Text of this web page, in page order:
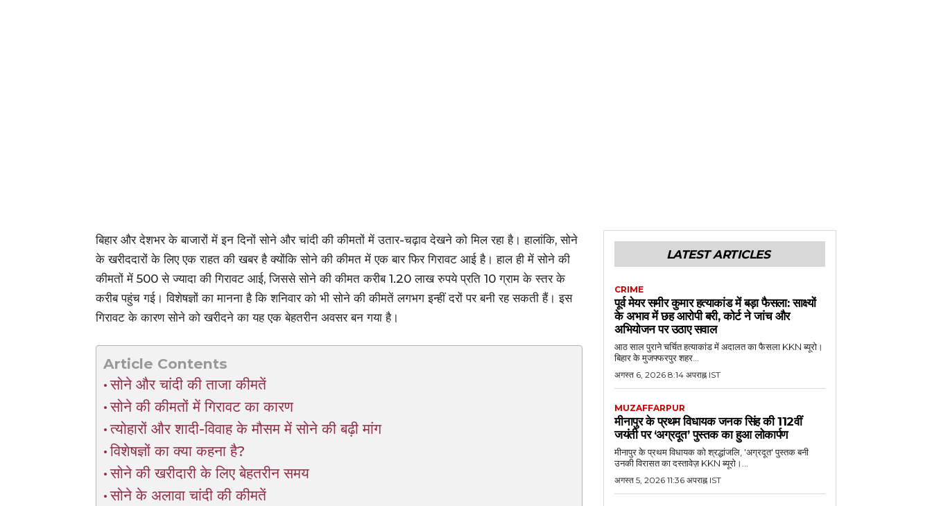
बिहार और देशभर के बाजारों में इन दिनों सोने और चांदी की कीमतों में उतार-चढ़ाव देखने को मिल रहा है। हालांकि, सोने
के खरीददारों के लिए एक राहत की खबर है क्योंकि सोने की कीमत में एक बार फिर गिरावट आई है। हाल ही में सोने की
कीमतों में 500 से ज्यादा की गिरावट आई, जिससे सोने की कीमत करीब 1.20 लाख रुपये प्रति 10 ग्राम के स्तर के
करीब पहुंच गई। विशेषज्ञों का मानना है कि शनिवार को भी सोने की कीमतें लगभग इन्हीं दरों पर बनी रह सकती हैं। इस
गिरावट के कारण सोने को खरीदने का यह एक बेहतरीन अवसर बन गया है।
Article Contents
सोने और चांदी की ताजा कीमतें
सोने की कीमतों में गिरावट का कारण
त्योहारों और शादी-विवाह के मौसम में सोने की बढ़ी मांग
विशेषज्ञों का क्या कहना है?
सोने की खरीदारी के लिए बेहतरीन समय
सोने के अलावा चांदी की कीमतें
LATEST ARTICLES
CRIME
पूर्व मेयर समीर कुमार हत्याकांड में बड़ा फैसला: साक्ष्यों
के अभाव में छह आरोपी बरी, कोर्ट ने जांच और
अभियोजन पर उठाए सवाल
आठ साल पुराने चर्चित हत्याकांड में अदालत का फैसला KKN ब्यूरो।
बिहार के मुजफ्फरपुर शहर...
अगस्त 6, 2026 8:14 अपराह्न IST
MUZAFFARPUR
मीनापुर के प्रथम विधायक जनक सिंह की 112वीं
जयंती पर ‘अग्रदूत’ पुस्तक का हुआ लोकार्पण
मीनापुर के प्रथम विधायक को श्रद्धांजलि, 'अग्रदूत' पुस्तक बनी
उनकी विरासत का दस्तावेज़ KKN ब्यूरो।...
अगस्त 5, 2026 11:36 अपराह्न IST